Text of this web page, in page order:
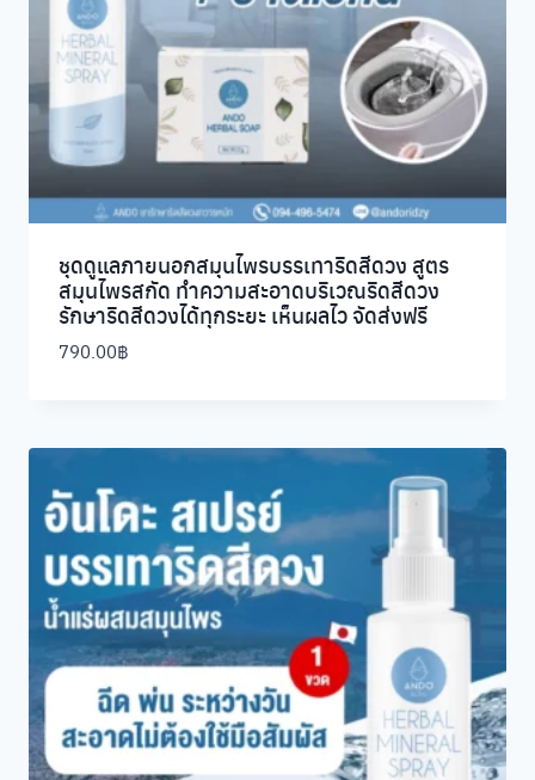
ชุดดูแลภายนอกสมุนไพรบรรเทาริดสีดวง สูตร
สมุนไพรสกัด ทำความสะอาดบริเวณริดสีดวง
รักษาริดสีดวงได้ทุกระยะ เห็นผลไว จัดส่งฟรี
790.00฿